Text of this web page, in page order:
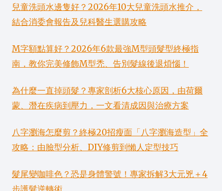
兒童洗頭水邊隻好？2026年10大兒童洗頭水推介，
結合消委會報告及兒科醫生選購攻略
M字額點算好？2026年6款最強M型頭髮型終極指
南，教你完美修飾M型禿、告別髮線後退煩惱！
為什麼一直掉頭髮？專家剖析6大核心原因，由荷爾
蒙、潛在疾病到壓力，一文看清成因與治療方案
八字瀏海怎麼剪？終極20招瘦面「八字瀏海造型」全
攻略：由臉型分析、DIY修剪到懶人定型技巧
髮尾變咖啡色？恐是身體警號！專家拆解3大元兇＋4